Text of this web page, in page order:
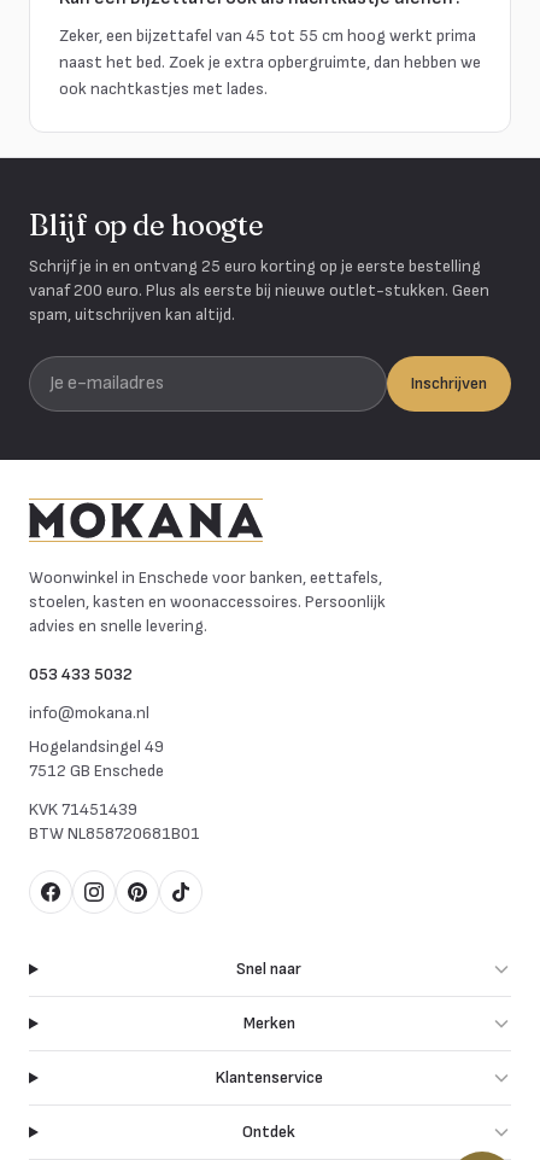
Zeker, een bijzettafel van 45 tot 55 cm hoog werkt prima
naast het bed. Zoek je extra opbergruimte, dan hebben we
ook nachtkastjes met lades.
Blijf op de hoogte
Schrijf je in en ontvang 25 euro korting op je eerste bestelling
vanaf 200 euro. Plus als eerste bij nieuwe outlet-stukken. Geen
spam, uitschrijven kan altijd.
Je e-mailadres
Inschrijven
Woonwinkel in Enschede voor banken, eettafels,
stoelen, kasten en woonaccessoires. Persoonlijk
advies en snelle levering.
053 433 5032
info@mokana.nl
Hogelandsingel 49
7512 GB Enschede
KVK71451439
BTWNL858720681B01
FacebookInstagram
Pinterest
TikTok
Snel naar
Merken
Klantenservice
Ontdek